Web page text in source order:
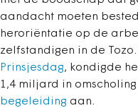
aandacht moeten
heroriëntatie op de
zelfstandigen in de
Prinsjesdag, kondigde
1,4 miljard in omscholing
begeleiding aan.